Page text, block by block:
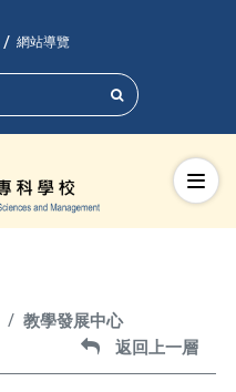
網站導覽
搜尋
切換
教學發展中心
返回上一層
返回上一層